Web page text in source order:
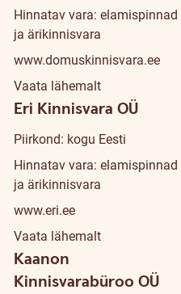
Hinnatav vara: elamispinnad
ja ärikinnisvara
www.domuskinnisvara.ee
Vaata lähemalt
Eri Kinnisvara OÜ
Piirkond: kogu Eesti
Hinnatav vara: elamispinnad
ja ärikinnisvara
www.eri.ee
Vaata lähemalt
Kaanon
Kinnisvarabüroo OÜ